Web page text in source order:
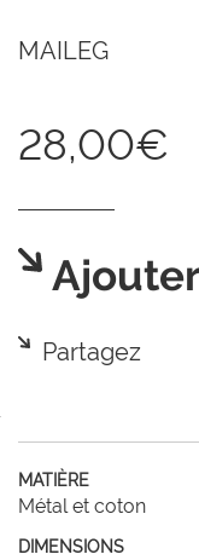
MAILEG
28,00€
Partagez
MATIÈRE
Métal et coton
DIMENSIONS